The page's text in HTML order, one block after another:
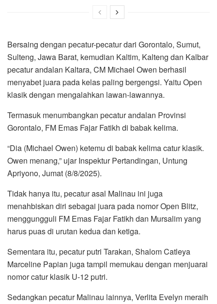
Bersaing dengan pecatur-pecatur dari Gorontalo, Sumut,
Sulteng, Jawa Barat, kemudian Kaltim, Kalteng dan Kalbar
pecatur andalan Kaltara, CM Michael Owen berhasil
menyabet juara pada kelas paling bergengsi. Yaitu Open
klasik dengan mengalahkan lawan-lawannya.
Termasuk menumbangkan pecatur andalan Provinsi
Gorontalo, FM Emas Fajar Fatikh di babak kelima.
“Dia (Michael Owen) ketemu di babak kelima catur klasik.
Owen menang,” ujar Inspektur Pertandingan, Untung
Apriyono, Jumat (8/8/2025).
Tidak hanya itu, pecatur asal Malinau ini juga
menahbiskan diri sebagai juara pada nomor Open Blitz,
menggungguli FM Emas Fajar Fatikh dan Mursalim yang
harus puas di urutan kedua dan ketiga.
Sementara itu, pecatur putri Tarakan, Shalom Catleya
Marceline Papian juga tampil memukau dengan menjuarai
nomor catur klasik U-12 putri.
Sedangkan pecatur Malinau lainnya, Verlita Evelyn meraih